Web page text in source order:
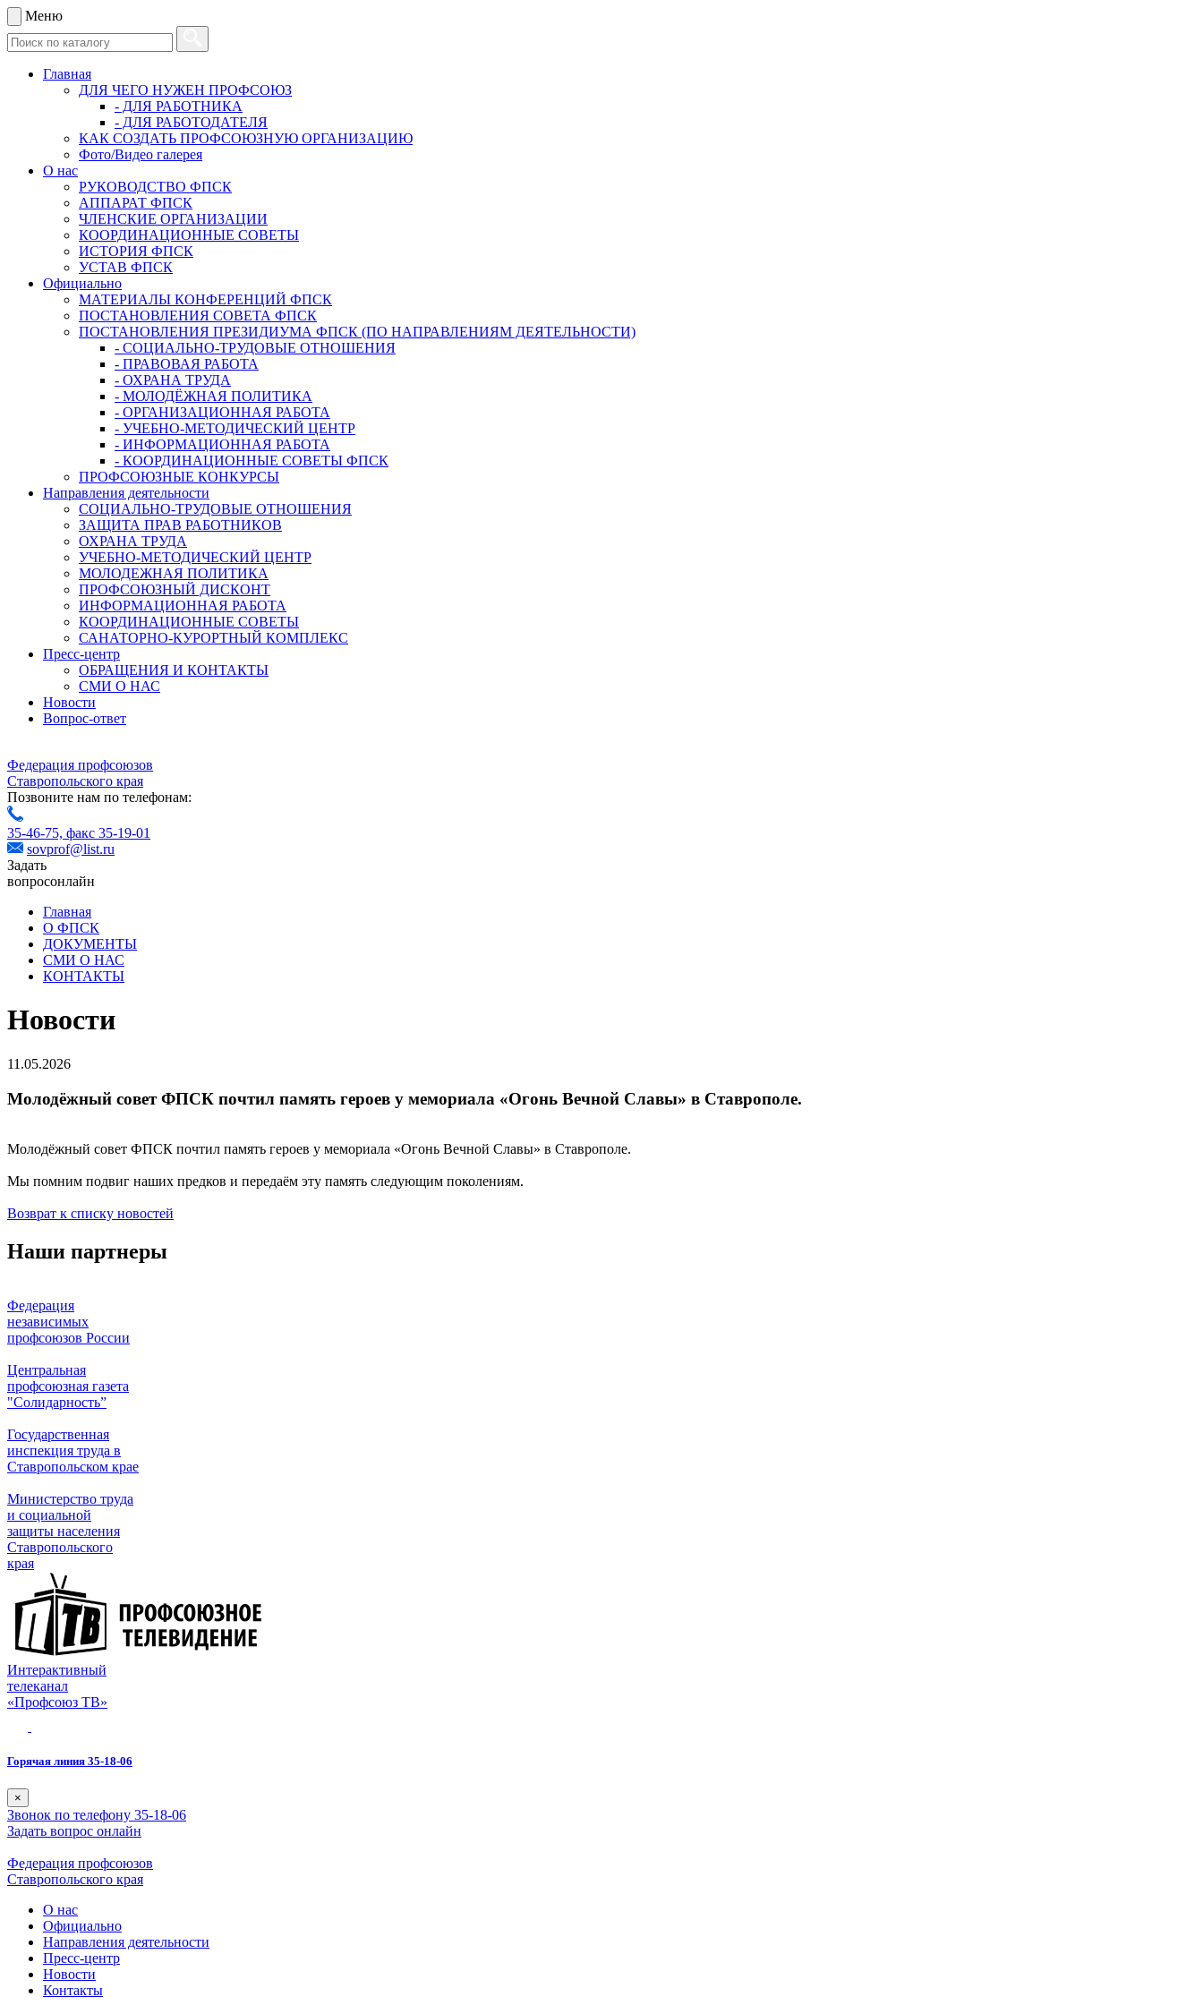
Меню
Главная
ДЛЯ ЧЕГО НУЖЕН ПРОФСОЮЗ
- ДЛЯ РАБОТНИКА
- ДЛЯ РАБОТОДАТЕЛЯ
КАК СОЗДАТЬ ПРОФСОЮЗНУЮ ОРГАНИЗАЦИЮ
Фото/Видео галерея
О нас
РУКОВОДСТВО ФПСК
АППАРАТ ФПСК
ЧЛЕНСКИЕ ОРГАНИЗАЦИИ
КООРДИНАЦИОННЫЕ СОВЕТЫ
ИСТОРИЯ ФПСК
УСТАВ ФПСК
Официально
МАТЕРИАЛЫ КОНФЕРЕНЦИЙ ФПСК
ПОСТАНОВЛЕНИЯ СОВЕТА ФПСК
ПОСТАНОВЛЕНИЯ ПРЕЗИДИУМА ФПСК (ПО НАПРАВЛЕНИЯМ ДЕЯТЕЛЬНОСТИ)
- СОЦИАЛЬНО-ТРУДОВЫЕ ОТНОШЕНИЯ
- ПРАВОВАЯ РАБОТА
- ОХРАНА ТРУДА
- МОЛОДЁЖНАЯ ПОЛИТИКА
- ОРГАНИЗАЦИОННАЯ РАБОТА
- УЧЕБНО-МЕТОДИЧЕСКИЙ ЦЕНТР
- ИНФОРМАЦИОННАЯ РАБОТА
- КООРДИНАЦИОННЫЕ СОВЕТЫ ФПСК
ПРОФСОЮЗНЫЕ КОНКУРСЫ
Направления деятельности
СОЦИАЛЬНО-ТРУДОВЫЕ ОТНОШЕНИЯ
ЗАЩИТА ПРАВ РАБОТНИКОВ
ОХРАНА ТРУДА
УЧЕБНО-МЕТОДИЧЕСКИЙ ЦЕНТР
МОЛОДЕЖНАЯ ПОЛИТИКА
ПРОФСОЮЗНЫЙ ДИСКОНТ
ИНФОРМАЦИОННАЯ РАБОТА
КООРДИНАЦИОННЫЕ СОВЕТЫ
САНАТОРНО-КУРОРТНЫЙ КОМПЛЕКС
Пресс-центр
ОБРАЩЕНИЯ И КОНТАКТЫ
СМИ О НАС
Новости
Вопрос-ответ
Федерация профсоюзов
Ставропольского края
Позвоните нам по телефонам:
35-46-75, факс 35-19-01
sovprof@list.ru
Задать
вопросонлайн
Главная
О ФПСК
ДОКУМЕНТЫ
СМИ О НАС
КОНТАКТЫ
Новости
11.05.2026
Молодёжный совет ФПСК почтил память героев у мемориала «Огонь Вечной Славы» в Ставрополе.
Молодёжный совет ФПСК почтил память героев у мемориала «Огонь Вечной Славы» в Ставрополе.
Мы помним подвиг наших предков и передаём эту память следующим поколениям.
Возврат к списку новостей
Наши партнеры
Федерация
независимых
профсоюзов России
Центральная
профсоюзная газета
"Солидарность”
Государственная
инспекция труда в
Ставропольском крае
Министерство труда
и социальной
защиты населения
Ставропольского
края
Интерактивный
телеканал
«Профсоюз ТВ»
Горячая линия 35-18-06
×
Звонок по телефону 35-18-06
Задать вопрос онлайн
Федерация профсоюзов
Ставропольского края
О нас
Официально
Направления деятельности
Пресс-центр
Новости
Контакты